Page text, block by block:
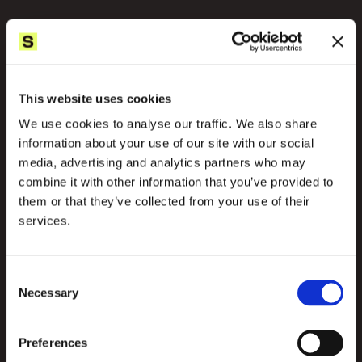
This website uses cookies
We use cookies to analyse our traffic. We also share
information about your use of our site with our social
media, advertising and analytics partners who may
combine it with other information that you’ve provided to
them or that they’ve collected from your use of their
services.
Selection
Necessary
Preferences
Daar kan je op bouwen
maar is ook gebouwd met oog op de toekomst.
Nieuwe systemen kunnen makkelijk worden
gekoppeld, en veroudere informatie-systemen
kunnen makkelijk worden uitgezet. Mendix past
zich daar moeiteloos op aan. Zo is Egis klaar voor
de toekomst.